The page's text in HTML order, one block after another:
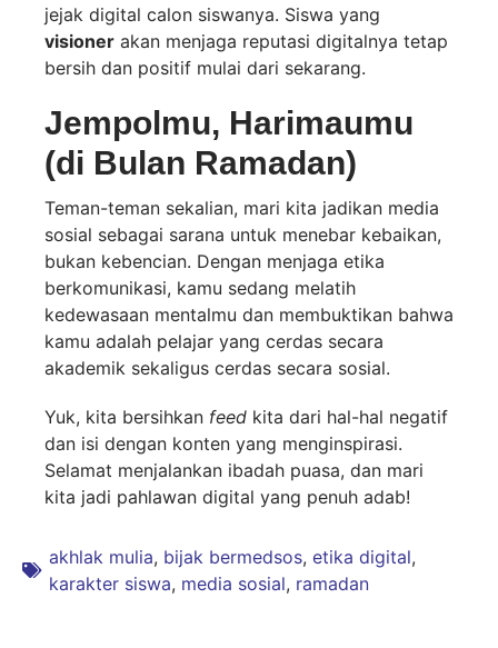
jejak digital calon siswanya. Siswa yang
visioner akan menjaga reputasi digitalnya tetap
bersih dan positif mulai dari sekarang.
Jempolmu, Harimaumu
(di Bulan Ramadan)
Teman-teman sekalian, mari kita jadikan media
sosial sebagai sarana untuk menebar kebaikan,
bukan kebencian. Dengan menjaga etika
berkomunikasi, kamu sedang melatih
kedewasaan mentalmu dan membuktikan bahwa
kamu adalah pelajar yang cerdas secara
akademik sekaligus cerdas secara sosial.
Yuk, kita bersihkan feed kita dari hal-hal negatif
dan isi dengan konten yang menginspirasi.
Selamat menjalankan ibadah puasa, dan mari
kita jadi pahlawan digital yang penuh adab!
akhlak mulia, bijak bermedsos, etika digital,
karakter siswa, media sosial, ramadan